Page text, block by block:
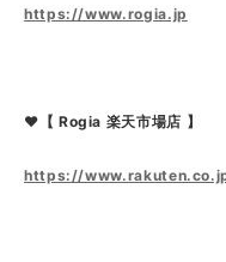
https://www.rogia.jp
❤【 Rogia 楽天市場店 】
https://